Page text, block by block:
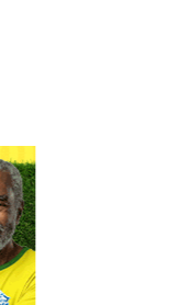
Estado
o Poder Público
administrativas.